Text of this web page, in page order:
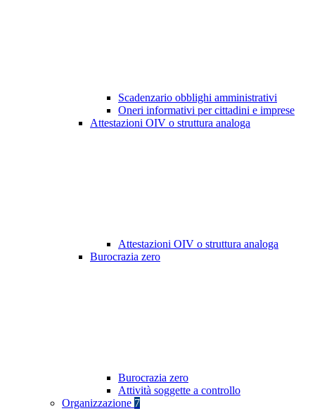
Scadenzario obblighi amministrativi
Oneri informativi per cittadini e imprese
Attestazioni OIV o struttura analoga
Attestazioni OIV o struttura analoga
Burocrazia zero
Burocrazia zero
Attività soggette a controllo
Organizzazione 7